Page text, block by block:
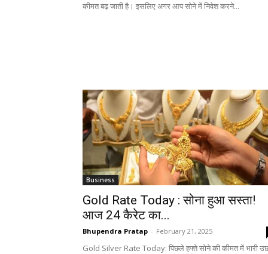
कीमत बढ़ जाती है। इसलिए अगर आप सोने में निवेश करने...
Business
Gold Rate Today : सोना हुआ सस्ता!
आज 24 कैरेट का...
Bhupendra Pratap - February 21, 2025
Gold Silver Rate Today: पिछले हफ्ते सोने की कीमत में भारी